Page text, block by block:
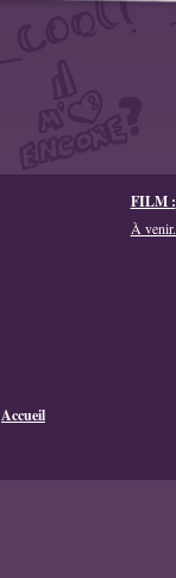
FILM :
À
Accueil